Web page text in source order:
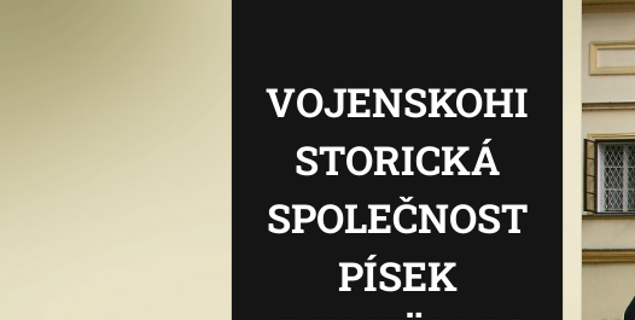
VOJENSKOHI
STORICKÁ
SPOLEČNOST
PÍSEK